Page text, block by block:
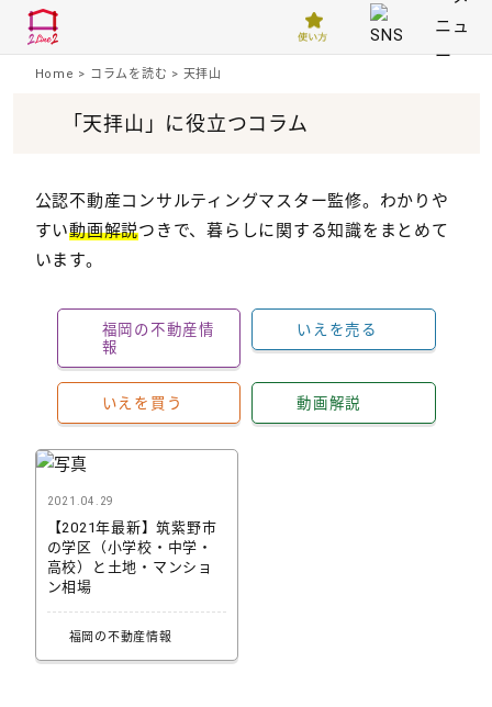
Home > コラムを読む > 天拝山
「天拝山」に役立つコラム
公認不動産コンサルティングマスター監修。わかりや
すい動画解説つきで、暮らしに関する知識をまとめて
います。
福岡の不動産情
報
いえを売る
いえを買う 動画解説
2021.04.29
【2021年最新】筑紫野市
の学区（小学校・中学・
高校）と土地・マンショ
ン相場
福岡の不動産情報